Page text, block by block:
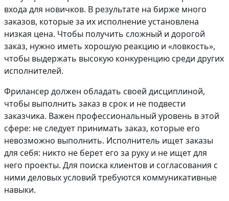
входа для новичков. В результате на бирже много
заказов, которые за их исполнение установлена
низкая цена. Чтобы получить сложный и дорогой
заказ, нужно иметь хорошую реакцию и «ловкость»,
чтобы выдержать высокую конкуренцию среди других
исполнителей.
Фрилансер должен обладать своей дисциплиной,
чтобы выполнить заказ в срок и не подвести
заказчика. Важен профессиональный уровень в этой
сфере: не следует принимать заказ, которые его
невозможно выполнить. Исполнитель ищет заказы
для себя: никто не берет его за руку и не ищет для
него проекты. Для поиска клиентов и согласования с
ними деловых условий требуются коммуникативные
навыки.